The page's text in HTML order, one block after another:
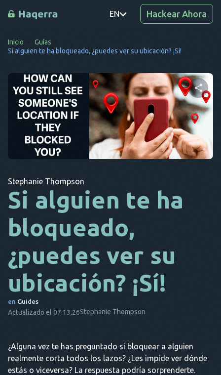
EN
PT
RO
DE
SV
KO
BG
DA
ES
FR
NL
ES
PT
ÉL
Hackear Ahora
Inicio
Guías
Si alguien te ha bloqueado, ¿puedes ver su ubicación? ¡Sí!
Comparte este artículo
Twitter Facebook Copiar enlace
Stephanie Thompson
Si alguien te ha
bloqueado,
¿puedes ver su
ubicación? ¡Sí!
en Guides
Actualizado el 07.13.26Stephanie Thompson
¿Alguna vez te has preguntado si bloquear a alguien
realmente corta todos los lazos? ¿Les impide ver dónde
estás o viceversa? La respuesta podría sorprenderte.